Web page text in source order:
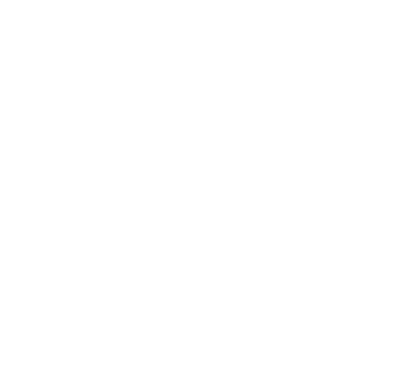
中！中国企业掘金中亚电子蓝海的最佳时机